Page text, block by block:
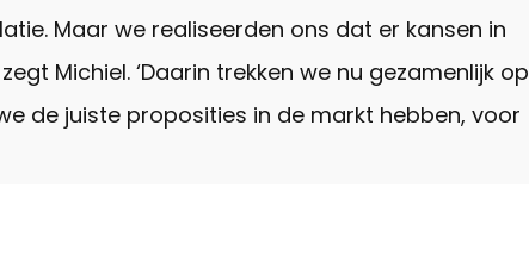
Maar we realiseerden ons dat er kansen in
Michiel. ‘Daarin trekken we nu gezamenlijk op
de juiste proposities in de markt hebben, voor